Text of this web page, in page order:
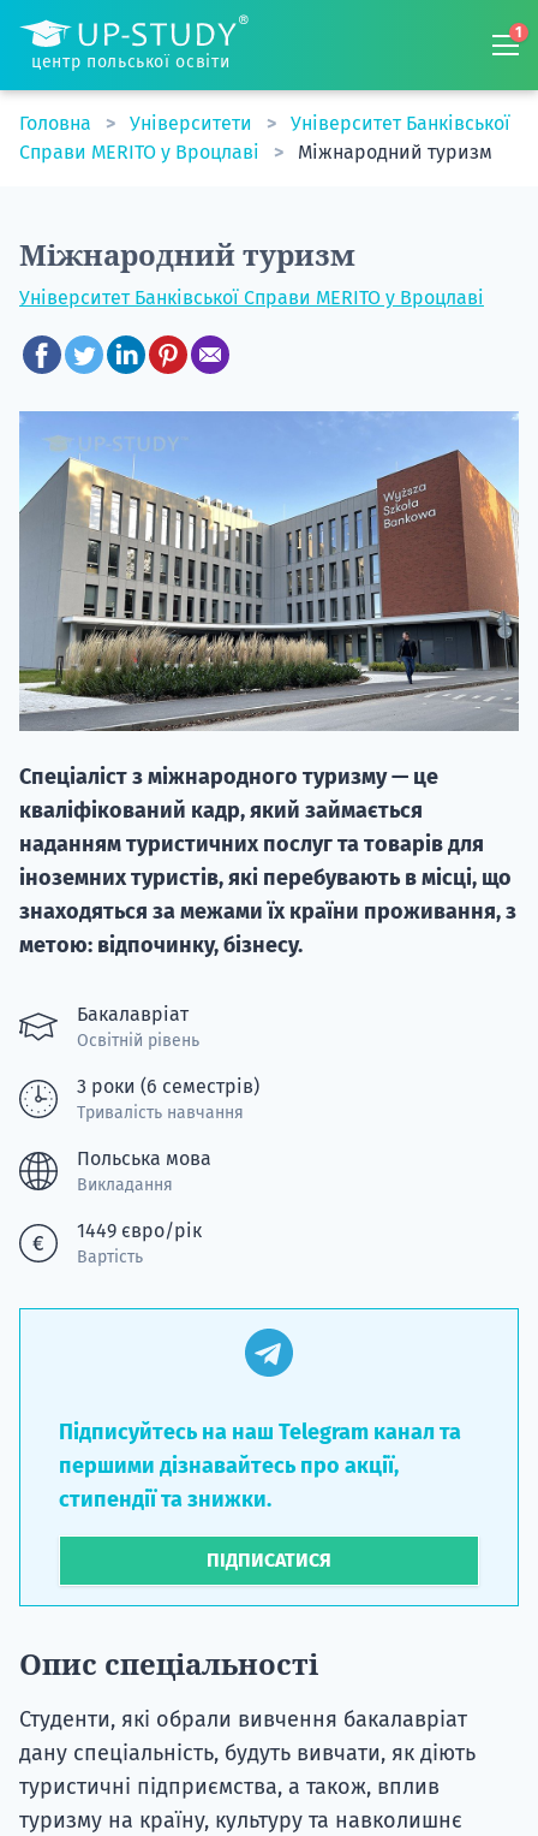
центр польської освіти
1
Головна Університети
Університет Банківської
Справи MERITO у Вроцлаві
Міжнародний туризм
Міжнародний туризм
Університет Банківської Справи MERITO у Вроцлаві
Спеціаліст з міжнародного туризму — це
кваліфікований кадр, який займається
наданням туристичних послуг та товарів для
іноземних туристів, які перебувають в місці, що
знаходяться за межами їх країни проживання, з
метою: відпочинку, бізнесу.
Бакалавріат
Освітній рівень
3 роки (6 семестрів)
Тривалість навчання
Польська мова
Викладання
1449 євро/рік
Вартість
Підписуйтесь на наш Telegram канал та
першими дізнавайтесь про акції,
стипендії та знижки.
ПІДПИСАТИСЯ
Опис спеціальності
Студенти, які обрали вивчення бакалавріат
дану спеціальність, будуть вивчати, як діють
туристичні підприємства, а також, вплив
туризму на країну, культуру та навколишнє
"Навчання
НАБІР
вступ на